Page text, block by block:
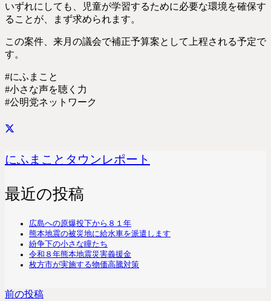
いずれにしても、児童が学習するために必要な環境を確保す
ることが、まず求められます。
この案件、来月の議会で補正予算案として上程される予定で
す。
#にふまこと
#小さな声を聴く力
#公明党ネットワーク
にふまことタウンレポート
最近の投稿
広島への原爆投下から８１年
熊本地震の被災地に給水車を派遣します
紛争下の小さな瞳たち
令和８年熊本地震災害義援金
枚方市が実施する物価高騰対策
前の投稿